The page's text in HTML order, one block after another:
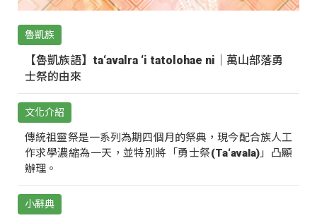
魯凱族
【魯凱族語】ta‘avalra ‘i tatolohae ni｜萬山部落勇
士祭的由來
文化介紹
傳統祖靈祭是一系列為期四個月的祭典，現今配合族人工
作求學濃縮為一天，並特別將「勇士祭(Ta‘avala)」凸顯
辦理。
小辭典